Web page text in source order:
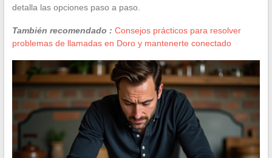
detalla las opciones paso a paso.
También recomendado : Consejos prácticos para resolver
problemas de llamadas en Doro y mantenerte conectado